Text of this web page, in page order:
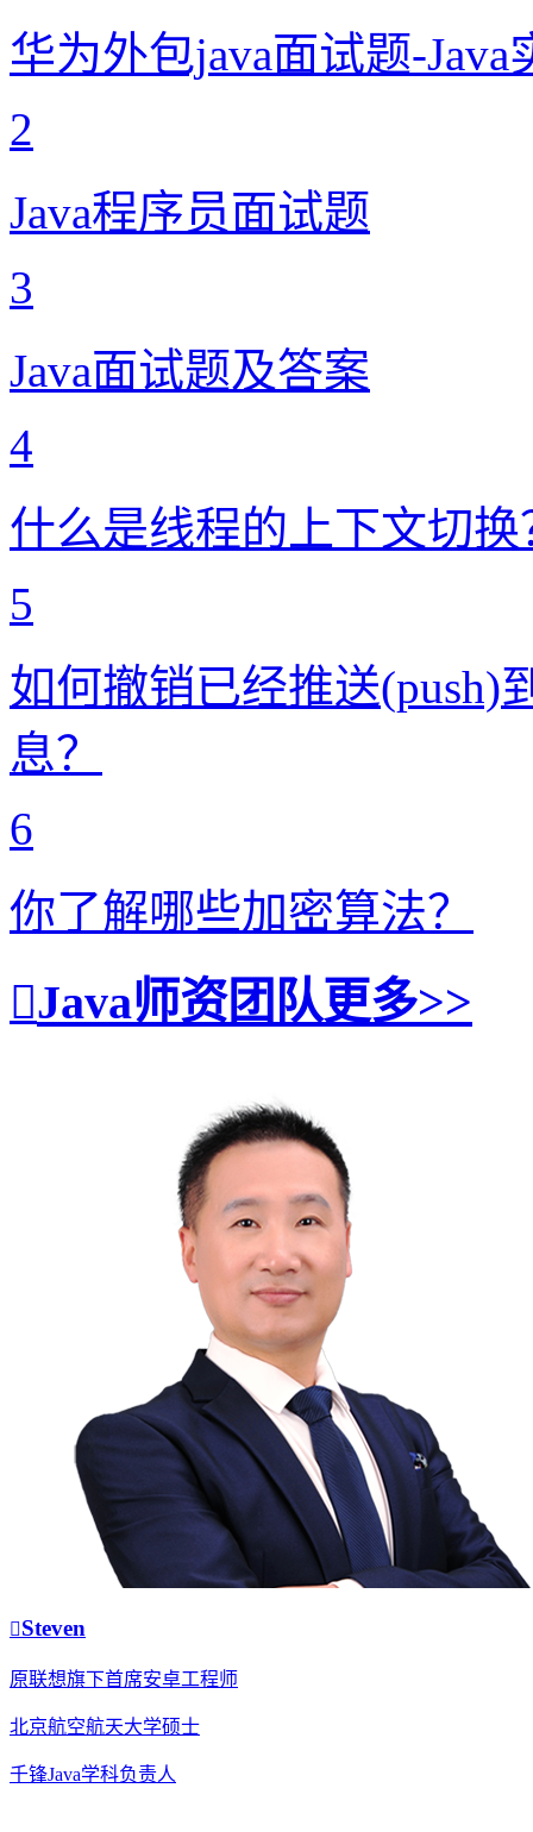
华为外包java面试题-
2
Java程序员面试题
3
Java面试题及答案
4
什么是线程的上下文切换
5
如何撤销已经推送(push)
息？
6
你了解哪些加密算法？
Java师资团队更多>>
Steven
原联想旗下首席安卓工程师
北京航空航天大学硕士
千锋Java学科负责人